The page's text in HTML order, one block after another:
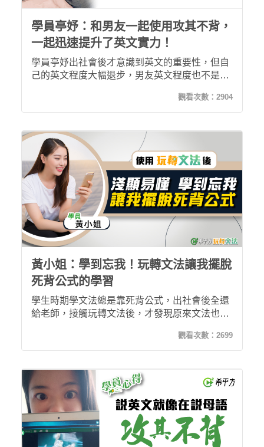
學員亭妤：和男友一起使用攻其不背，
一起迅速提升了英文實力！
學員亭妤出社會後才意識到英文的重要性，但自
己的英文程度大幅退步，男友英文程度也不是很
法。使用攻其不背後，他們除了一起重新找回英
文語感之外，還能和另一半互相學習、扶持，讓
觀看次數： 2904
黃小姐：學到忘我！玩轉文法讓我擺脫
死背公式的學習
學生時期學文法總是靠死背公式，出社會後全還
給老師，接觸玩轉文法後，才發現原來文法也可
習，以及線上專業老師的解答，幫我建立了正確
文法觀念，擺脫過去死記硬背學英文的方式。
觀看次數： 2699